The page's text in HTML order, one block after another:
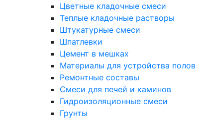
Цветные кладочные смеси
Теплые кладочные растворы
Штукатурные смеси
Шпатлевки
Цемент в мешках
Материалы для устройства полов
Ремонтные составы
Смеси для печей и каминов
Гидроизоляционные смеси
Грунты